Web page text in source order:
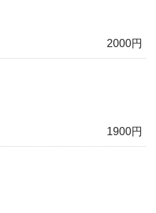
2000円
1900円